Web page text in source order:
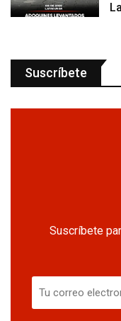
Suscríbete
Suscríbete